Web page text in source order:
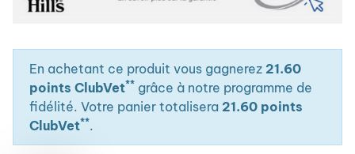
En achetant ce produit vous gagnerez 21.60
points ClubVet** grâce à notre programme de
fidélité. Votre panier totalisera 21.60 points
ClubVet**.